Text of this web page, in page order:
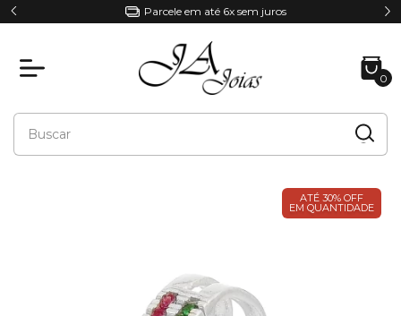
Parcele em até 6x sem juros
0
ATÉ 30% OFF
EM QUANTIDADE